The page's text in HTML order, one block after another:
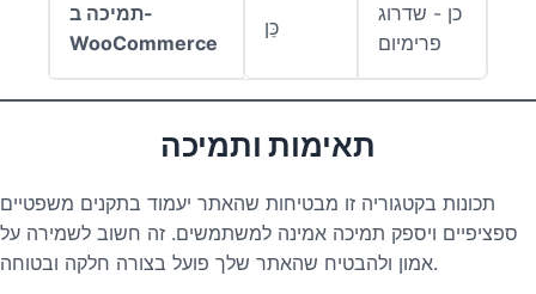
תמיכה ב-
WooCommerce
כֵּן
כן - שדרוג
פרימיום
תאימות ותמיכה
תכונות בקטגוריה זו מבטיחות שהאתר יעמוד בתקנים משפטיים
ספציפיים ויספק תמיכה אמינה למשתמשים. זה חשוב לשמירה על
אמון ולהבטיח שהאתר שלך פועל בצורה חלקה ובטוחה.